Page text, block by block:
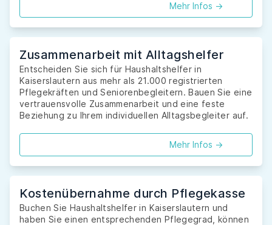
Mehr Infos ->
Zusammenarbeit mit Alltagshelfer
Entscheiden Sie sich für Haushaltshelfer in
Kaiserslautern aus mehr als 21.000 registrierten
Pflegekräften und Seniorenbegleitern. Bauen Sie eine
vertrauensvolle Zusammenarbeit und eine feste
Beziehung zu Ihrem individuellen Alltagsbegleiter auf.
Mehr Infos ->
Kostenübernahme durch Pflegekasse
Buchen Sie Haushaltshelfer in Kaiserslautern und
haben Sie einen entsprechenden Pflegegrad, können